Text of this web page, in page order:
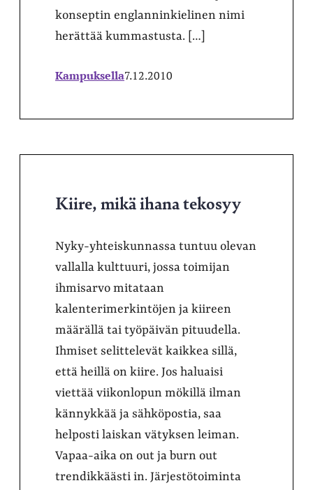
konseptin englanninkielinen nimi
herättää kummastusta. […]
Kampuksella7.12.2010
Kiire, mikä ihana tekosyy
Nyky-yhteiskunnassa tuntuu olevan
vallalla kulttuuri, jossa toimijan
ihmisarvo mitataan
kalenterimerkintöjen ja kiireen
määrällä tai työpäivän pituudella.
Ihmiset selittelevät kaikkea sillä,
että heillä on kiire. Jos haluaisi
viettää viikonlopun mökillä ilman
kännykkää ja sähköpostia, saa
helposti laiskan vätyksen leiman.
Vapaa-aika on out ja burn out
trendikkäästi in. Järjestötoiminta